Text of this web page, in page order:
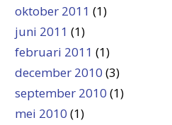
oktober 2011 (1)
juni 2011 (1)
februari 2011 (1)
december 2010 (3)
september 2010 (1)
mei 2010 (1)